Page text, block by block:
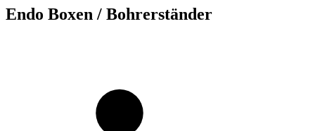
Endo Boxen / Bohrerständer